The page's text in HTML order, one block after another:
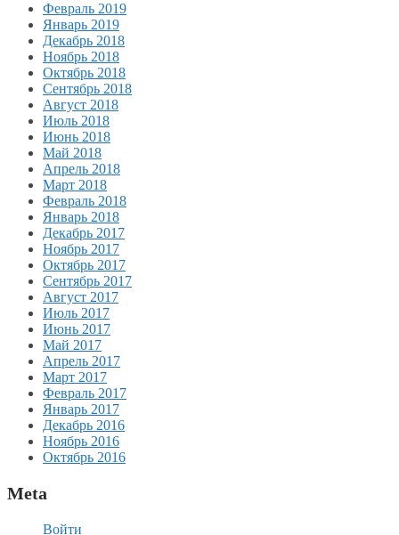
Февраль 2019
Январь 2019
Декабрь 2018
Ноябрь 2018
Октябрь 2018
Сентябрь 2018
Август 2018
Июль 2018
Июнь 2018
Май 2018
Апрель 2018
Март 2018
Февраль 2018
Январь 2018
Декабрь 2017
Ноябрь 2017
Октябрь 2017
Сентябрь 2017
Август 2017
Июль 2017
Июнь 2017
Май 2017
Апрель 2017
Март 2017
Февраль 2017
Январь 2017
Декабрь 2016
Ноябрь 2016
Октябрь 2016
Meta
Войти